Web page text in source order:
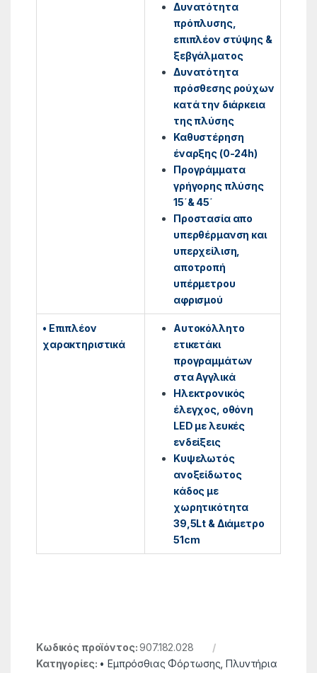
Δυνατότητα
πρόπλυσης,
επιπλέον στύψης &
ξεβγάλματος
Δυνατότητα
πρόσθεσης ρούχων
κατά την διάρκεια
της πλύσης
Καθυστέρηση
έναρξης (0-24h)
Προγράμματα
γρήγορης πλύσης
15΄& 45΄
Προστασία απο
υπερθέρμανση και
υπερχείλιση,
αποτροπή
υπέρμετρου
αφρισμού
• Επιπλέον
χαρακτηριστικά
Αυτοκόλλητο
ετικετάκι
προγραμμάτων
στα Αγγλικά
Ηλεκτρονικός
έλεγχος, οθόνη
LED με λευκές
ενδείξεις
Κυψελωτός
ανοξείδωτος
κάδος με
χωρητικότητα
39,5Lt & Διάμετρο
51cm
Κωδικός προϊόντος:907.182.028
Κατηγορίες: • Εμπρόσθιας Φόρτωσης ,Πλυντήρια